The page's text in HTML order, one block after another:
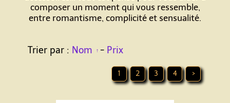
composer un moment qui vous ressemble,
entre romantisme, complicité et sensualité.
Trier par : Nom - Prix
1 2 3 4 >